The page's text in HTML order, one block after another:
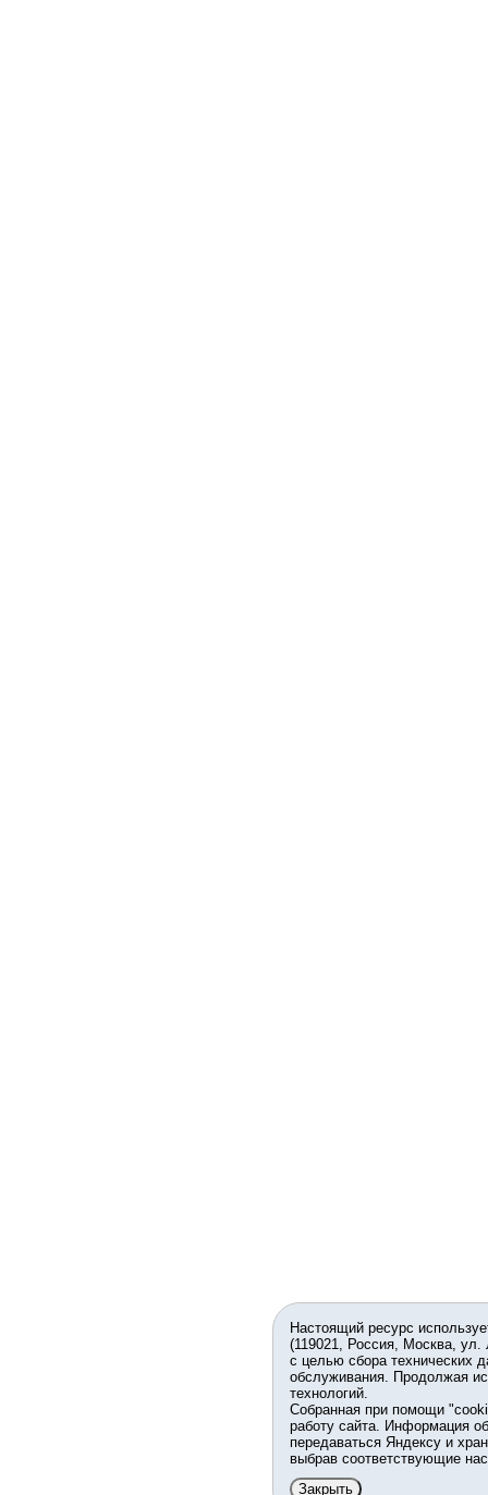
Настоящий ресурс
(119021, Россия, Москва,
с целью сбора технических
обслуживания. Продолжая
технологий.
Собранная при помощи
работу сайта. Информация
передаваться Яндексу и
выбрав соответствующие
Закрыть